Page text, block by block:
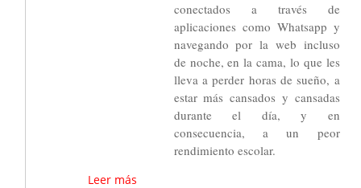
conectados a través de
aplicaciones como Whatsapp y
navegando por la web incluso
de noche, en la cama, lo que les
lleva a perder horas de sueño, a
estar más cansados y cansadas
durante el día, y en
consecuencia, a un peor
rendimiento escolar.
Leer más